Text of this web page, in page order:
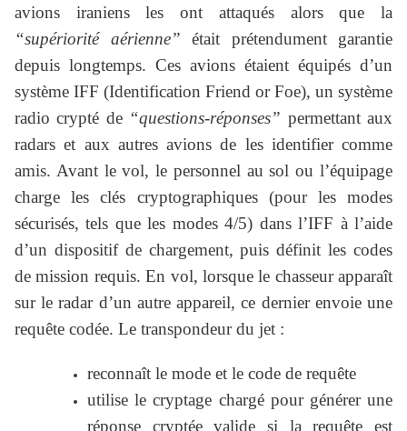
avions iraniens les ont attaqués alors que la
“supériorité aérienne” était prétendument garantie
depuis longtemps. Ces avions étaient équipés d’un
système IFF (Identification Friend or Foe), un système
radio crypté de “questions-réponses” permettant aux
radars et aux autres avions de les identifier comme
amis. Avant le vol, le personnel au sol ou l’équipage
charge les clés cryptographiques (pour les modes
sécurisés, tels que les modes 4/5) dans l’IFF à l’aide
d’un dispositif de chargement, puis définit les codes
de mission requis. En vol, lorsque le chasseur apparaît
sur le radar d’un autre appareil, ce dernier envoie une
requête codée. Le transpondeur du jet :
reconnaît le mode et le code de requête
utilise le cryptage chargé pour générer une
réponse cryptée valide si la requête est